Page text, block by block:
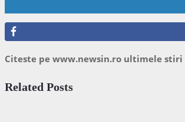
Citeste pe www.newsin.ro ultimele
Related Posts